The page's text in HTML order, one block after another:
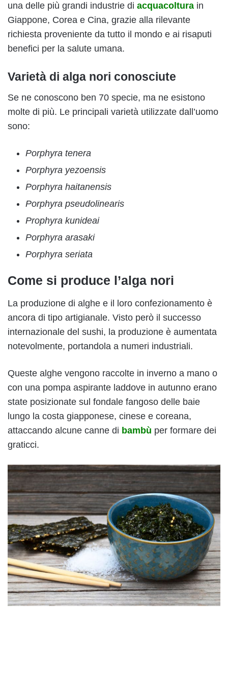
una delle più grandi industrie di acquacoltura in
Giappone, Corea e Cina, grazie alla rilevante
richiesta proveniente da tutto il mondo e ai risaputi
benefici per la salute umana.
Varietà di alga nori conosciute
Se ne conoscono ben 70 specie, ma ne esistono
molte di più. Le principali varietà utilizzate dall’uomo
sono:
Porphyra tenera
Porphyra yezoensis
Porphyra haitanensis
Porphyra pseudolinearis
Prophyra kunideai
Porphyra arasaki
Porphyra seriata
Come si produce l’alga nori
La produzione di alghe e il loro confezionamento è
ancora di tipo artigianale. Visto però il successo
internazionale del sushi, la produzione è aumentata
notevolmente, portandola a numeri industriali.
Queste alghe vengono raccolte in inverno a mano o
con una pompa aspirante laddove in autunno erano
state posizionate sul fondale fangoso delle baie
lungo la costa giapponese, cinese e coreana,
attaccando alcune canne di bambù per formare dei
graticci.